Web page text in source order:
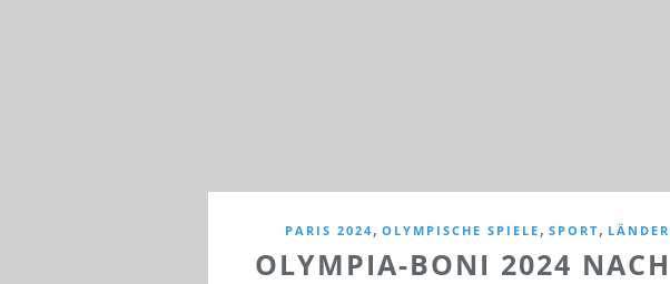
PARIS 2024 , OLYMPISCHE SPIELE , SPORT,
OLYMPIA-BONI 2024